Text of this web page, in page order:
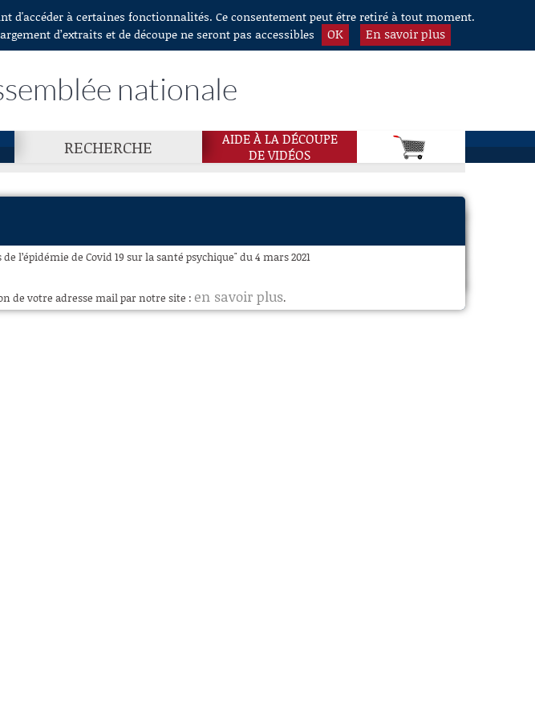
d'accéder à certaines fonctionnalités. Ce consentement peut être retiré à tout moment.
d’extraits et de découpe ne seront pas accessibles
OK En savoir plus
nationale
RECHERCHE
AIDE À LA DÉCOUPE
DE VIDÉOS
l’épidémie de Covid 19 sur la santé psychique" du 4 mars 2021
de votre adresse mail par notre site : en savoir plus.